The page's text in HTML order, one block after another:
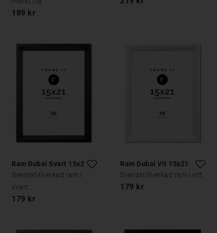
189 kr
Ram Dubai Svart 15x21
Svensktillverkad ram i
svart
179 kr
Ram Dubai Vit 15x21
Svensktillverkad ram i vitt
179 kr